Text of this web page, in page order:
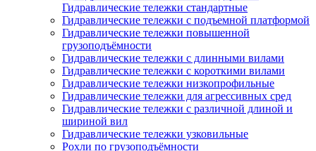
Гидравлические тележки стандартные
Гидравлические тележки с подъемной платформой
Гидравлические тележки повышенной
грузоподъёмности
Гидравлические тележки с длинными вилами
Гидравлические тележки с короткими вилами
Гидравлические тележки низкопрофильные
Гидравлические тележки для агрессивных сред
Гидравлические тележки с различной длиной и
шириной вил
Гидравлические тележки узковильные
Рохли по грузоподъёмности